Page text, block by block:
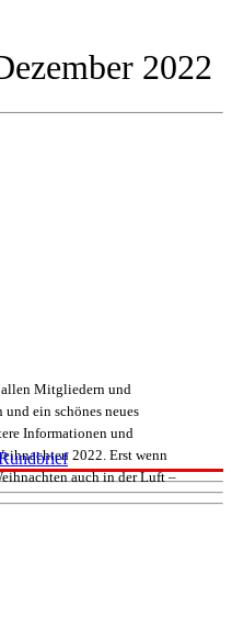
2022
allen Mitgliedern und
ein schönes neues
Informationen und
2022. Erst wenn
auch in der Luft –